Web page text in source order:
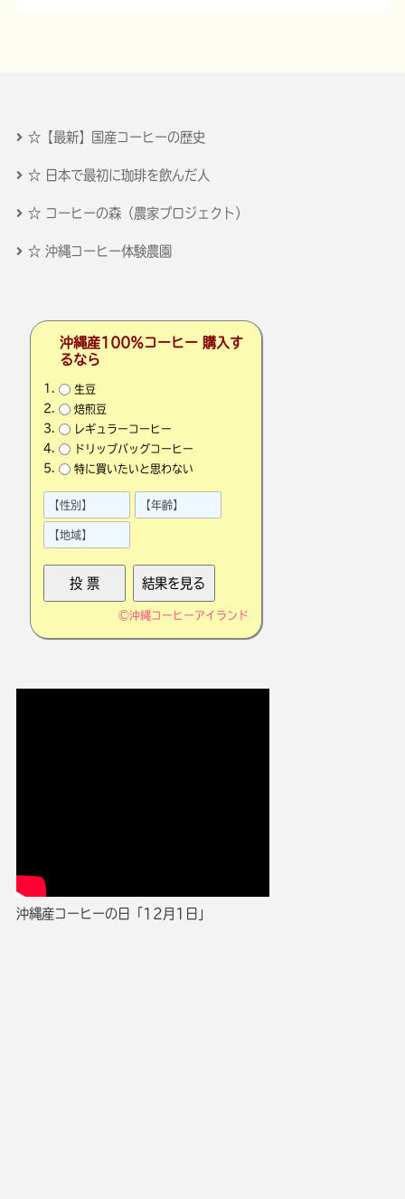
☆【最新】国産コーヒーの歴史
☆ 日本で最初に珈琲を飲んだ人
☆ コーヒーの森（農家プロジェクト）
☆ 沖縄コーヒー体験農園
沖縄産100％コーヒー 購入す
るなら
生豆
焙煎豆
レギュラーコーヒー
ドリップバッグコーヒー
特に買いたいと思わない
©沖縄コーヒーアイランド
沖縄産コーヒーの日「12月1日」